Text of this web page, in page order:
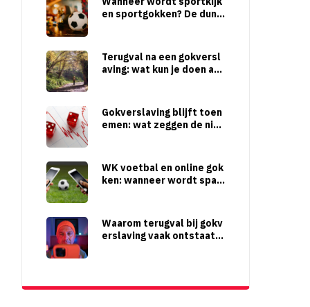
en sportgokken? De dunn
Terugval na een gokversl
aving: wat kun je doen als
Gokverslaving blijft toen
emen: wat zeggen de nieu
WK voetbal en online gok
ken: wanneer wordt span
Waarom terugval bij gokv
erslaving vaak ontstaat